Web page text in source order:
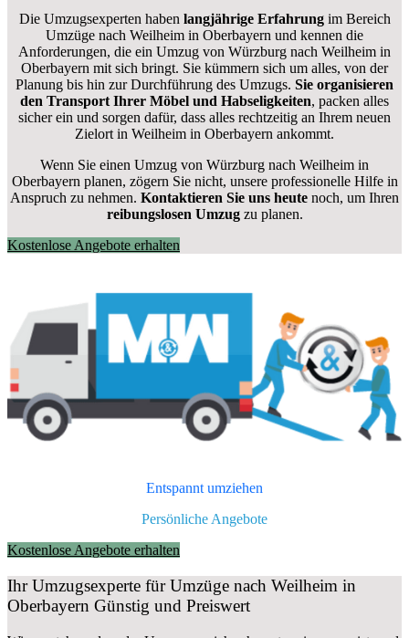
Die Umzugsexperten haben langjährige Erfahrungim Bereich
Umzüge nach Weilheim in Oberbayern und kennen die
Anforderungen, die ein Umzug von Würzburg nach Weilheim in
Oberbayern mit sich bringt. Sie kümmern sich um alles, von der
Planung bis hin zur Durchführung des Umzugs. Sie organisieren
den Transport Ihrer Möbel und Habseligkeiten, packen alles
sicher ein und sorgen dafür, dass alles rechtzeitig an Ihrem neuen
Zielort in Weilheim in Oberbayern ankommt.
Wenn Sie einen Umzug von Würzburg nach Weilheim in
Oberbayern planen, zögern Sie nicht, unsere professionelle Hilfe in
Anspruch zu nehmen. Kontaktieren Sie uns heute noch, um Ihren
reibungslosen Umzugzu planen.
Kostenlose Angebote erhalten
Entspannt umziehen
Persönliche Angebote
Kostenlose Angebote erhalten
Ihr Umzugsexperte für Umzüge nach Weilheim in
Oberbayern Günstig und Preiswert